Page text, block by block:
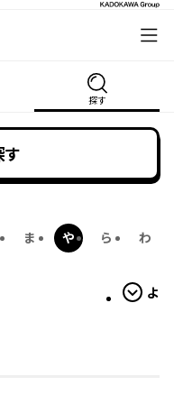
探す
ま や ら わ
よ